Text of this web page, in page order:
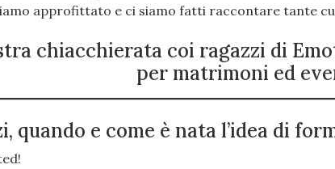
approfittato e ci siamo fatti raccontare tante
chiacchierata coi ragazzi di
per matrimoni ed
quando e come è nata l’idea di